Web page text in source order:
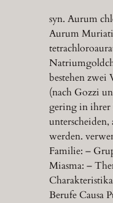
syn. Aurum
Aurum
bestehen zwei
(nach Gozzi
gering in ihrer
werden.
Familie: –
Miasma: –
Berufe Causa